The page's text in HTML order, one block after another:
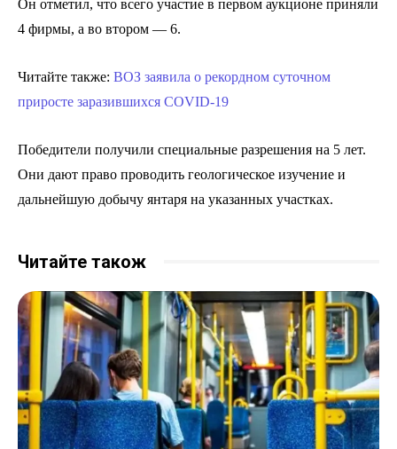
Он отметил, что всего участие в первом аукционе приняли
4 фирмы, а во втором — 6.
Читайте также: ВОЗ заявила о рекордном суточном
приросте заразившихся COVID-19
Победители получили специальные разрешения на 5 лет.
Они дают право проводить геологическое изучение и
дальнейшую добычу янтаря на указанных участках.
Читайте також